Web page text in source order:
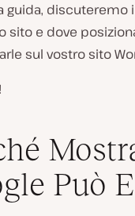
guida, discuteremo
sito e dove
sul vostro sito
Può